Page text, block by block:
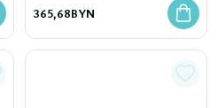
365,68BYN